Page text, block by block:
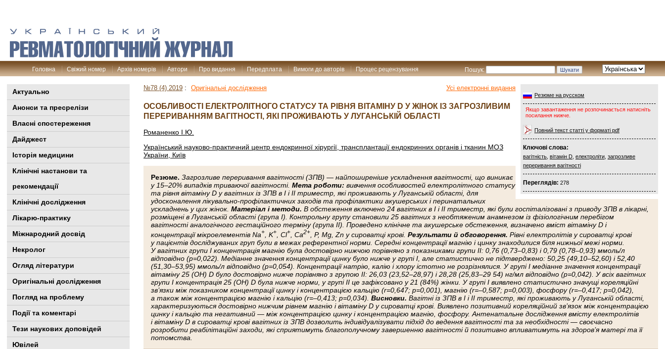
Пошук:
Головна Свіжий номер Архів номерів Автори Про видання Передплата Вимоги до авторів Процес рецензування
Актуально
Анонси та пресрелізи
Власні спостереження
Дайджест
Історія медицини
Клінiчні настанови та
рекомендації
Клінічні дослідження
Лікарю-практику
Міжнародний досвід
Некролог
Огляд літератури
Оригінальні дослідження
Погляд на проблему
Події та коментарі
Тези наукових доповідей
Ювілей
Резюме на русском
Якщо завантаження не розпочинається натисніть
посилання нижче.
Повний текст статті у форматі pdf
Ключові слова:
вагітність вітамін D електроліти загрозливе
переривання вагітності
Переглядів: 278
Усі електронні видання
№78 (4) 2019 : Оригінальні дослідження
ОСОБЛИВОСТІ ЕЛЕКТРОЛІТНОГО СТАТУСУ ТА РІВНЯ ВІТАМІНУ D У ЖІНОК ІЗ ЗАГРОЗЛИВИМ
ПЕРЕРИВАННЯМ ВАГІТНОСТІ, ЯКІ ПРОЖИВАЮТЬ У ЛУГАНСЬКІЙ ОБЛАСТІ
Романенко І.Ю.
Український науково-практичний центр ендокринної хірургії, трансплантації ендокринних органів і тканин МОЗ
України, Київ
Резюме. Загрозливе переривання вагітності (ЗПВ) — найпоширеніше ускладнення вагітності, що виникає
у 15–20% випадків триваючої вагітності. Мета роботи: вивчення особливостей електролітного статусу
та рівня вітаміну D у вагітних із ЗПВ в I і II триместр, які проживають у Луганській області, для
удосконалення лікувально-профілактичних заходів та профілактики акушерських і перинатальних
ускладнень у цих жінок. Матеріал і методи. В обстеження включено 24 вагітних в I і II триместр, які були госпіталізовані з приводу ЗПВ в лікарні,
розміщені в Луганській області (група I). Контрольну групу становили 25 вагітних з необтяженим анамнезом із фізіологічним перебігом
вагітності аналогічного гестаційного терміну (група II). Проведено клінічне та акушерське обстеження, визначено вміст вітаміну D і
концентрації мікроелементів Na+ , K+ , Cl+ , Ca2+ , P, Mg, Zn у сироватці крові. Результати й обговорення. Рівні електролітів у сироватці крові
у пацієнтів досліджуваних груп були в межах референтної норми. Середні концентрації магнію і цинку знаходилися біля нижньої межі норми.
У вагітних групи I концентрація магнію була достовірно нижчою порівняно з показниками групи II: 0,76 (0,73–0,83) і 0,79 (0,78–0,93) ммоль/л
відповідно (р=0,022). Медіанне значення концентрації цинку було нижче у групі I, але статистично не підтверджено: 50,25 (49,10–52,60) і 52,40
(51,30–53,95) ммоль/л відповідно (р=0,054). Концентрації натрію, калію і хлору істотно не розрізнялися. У групі I медіанне значення концентрації
вітаміну 25 (OH) D було достовірно нижче порівняно з групою II: 26,03 (23,52–28,97) і 28,28 (25,83–29 54) нг/мл відповідно (р=0,042). У всіх вагітних
групи I концентрація 25 (OH) D була нижче норми, у групі II це зафіксовано у 21 (84%) жінки. У групі I виявлено статистично значущі кореляційні
зв’язки між показником концентрації цинку і концентрацією кальцію (r=0,647; р=0,001), магнію (r=–0,587; р=0,003), фосфору (r=–0,417; р=0,042),
а також між концентрацією магнію і кальцію (r=–0,413; р=0,034). Висновки. Вагітні із ЗПВ в I і II триместр, які проживають у Луганській області,
характеризуються достовірно нижчим рівнем магнію і вітаміну D у сироватці крові. Виявлено позитивний кореляційний зв’язок між концентрацією
цинку і кальцію та негативний — між концентрацією цинку і концентрацією магнію, фосфору. Антенатальне дослідження вмісту електролітів
і вітаміну D в сироватці крові вагітних із ЗПВ дозволить індивідуалізувати підхід до ведення вагітності та за необхідності — своєчасно
розробити реабілітаційні заходи, які сприятимуть благополучному завершенню вагітності й позитивно впливатимуть на здоров’я матері та її
потомства.